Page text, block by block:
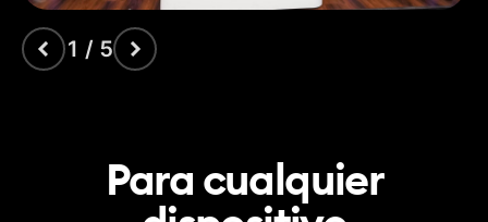
Oportunidades de
tiempo-precio1 / 5
Para cualquier